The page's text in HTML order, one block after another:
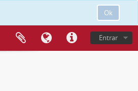
Ok
Entrar